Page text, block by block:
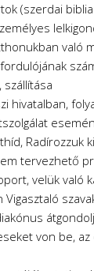
(szerdai
való
szállítása
hivatalban,
Radírozzuk
tervezhető
velük való
von be,